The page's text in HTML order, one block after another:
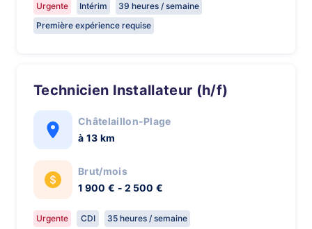
Urgente Intérim
39 heures / semaine
Première expérience requise
Technicien Installateur (h/f)
Châtelaillon-Plage
à 13 km
Brut/mois
1 900 € - 2 500 €
Urgente CDI
35 heures / semaine